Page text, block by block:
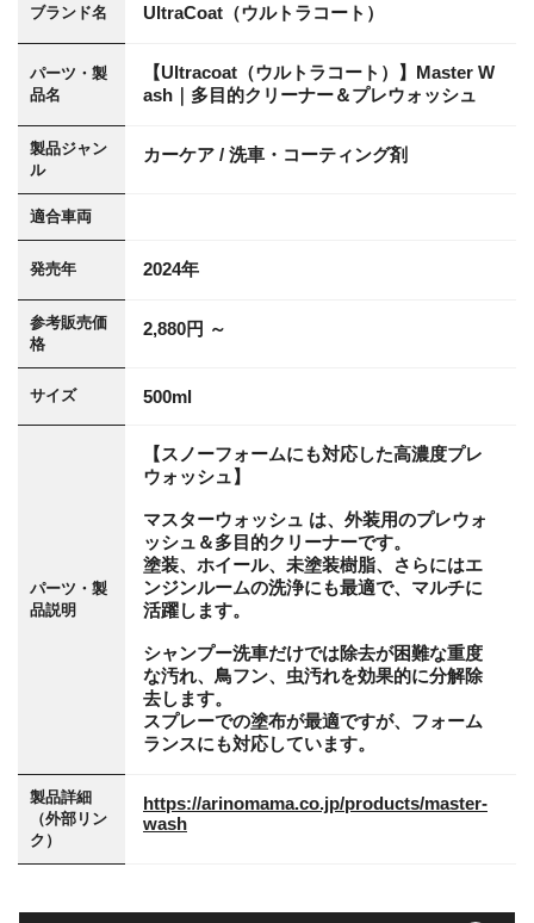
ブランド名 UltraCoat（ウルトラコート）
パーツ・製
品名
【Ultracoat（ウルトラコート）】Master W
ash｜多目的クリーナー＆プレウォッシュ
製品ジャン
ル
カーケア / 洗車・コーティング剤
適合車両
発売年 2024年
参考販売価
格
2,880円 ～
サイズ 500ml
パーツ・製
品説明
【スノーフォームにも対応した高濃度プレ
ウォッシュ】
マスターウォッシュ は、外装用のプレウォ
ッシュ＆多目的クリーナーです。
塗装、ホイール、未塗装樹脂、さらにはエ
ンジンルームの洗浄にも最適で、マルチに
活躍します。
シャンプー洗車だけでは除去が困難な重度
な汚れ、鳥フン、虫汚れを効果的に分解除
去します。
スプレーでの塗布が最適ですが、フォーム
ランスにも対応しています。
製品詳細
（外部リン
ク）
https://arinomama.co.jp/products/master-
wash